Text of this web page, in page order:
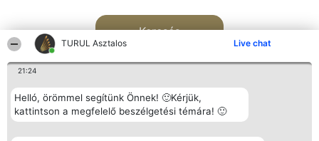
TURUL Asztalos Live chat
21:24
Helló, örömmel segítünk Önnek! 🙂Kérjük,
kattintson a megfelelő beszélgetési témára! 🙂
Keresés
Rangsorszervező Népszavazás Elérhetőség